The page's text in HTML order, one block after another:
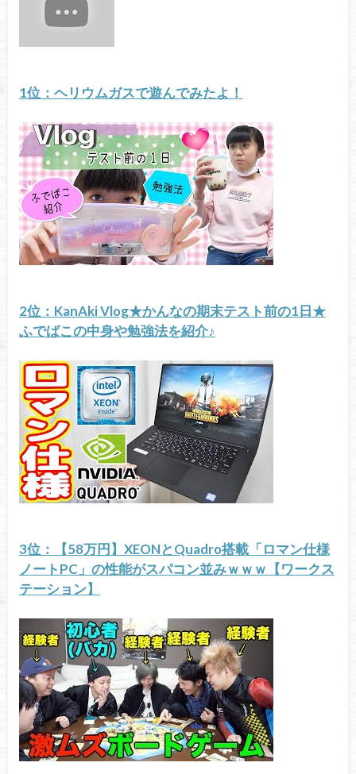
1位：ヘリウムガスで遊んでみたよ！
2位：KanAki Vlog★かんなの期末テスト前の1日★
ふでばこの中身や勉強法を紹介♪
3位：【58万円】XEONとQuadro搭載「ロマン仕様
ノートPC」の性能がスパコン並みｗｗｗ【ワークス
テーション】